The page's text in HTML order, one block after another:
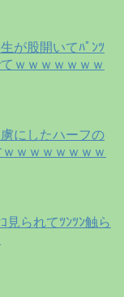
が股開いてﾊﾟﾝﾂ
ｗｗｗｗｗｗｗ
虜にしたハーフの
ｗｗｗｗｗｗｗ
見られてﾂﾝﾂﾝ触ら